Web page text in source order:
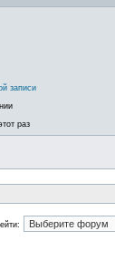
записи
раз